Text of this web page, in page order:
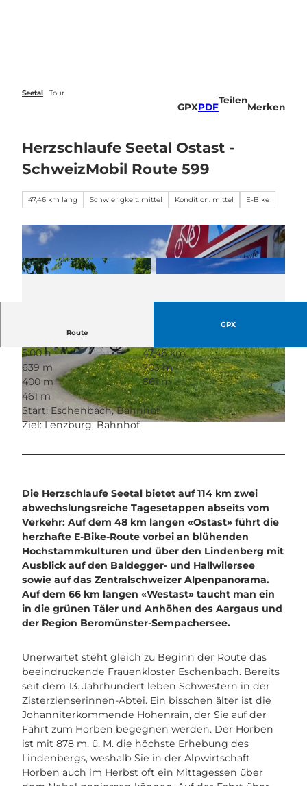
Seetal Tour
GPXPDF
Teilen
Merken
Herzschlaufe Seetal Ostast -
SchweizMobil Route 599
47,46 km lang Schwierigkeit: mittel Kondition: mittel E-Bike
© Seetal Tourismus, herzroute.ch
© Seetal Tourismus, perretfoto.ch, Perret © Seetal Tourismus, perretfoto.ch
Route
GPX
5:00 h
47,46 km
639 m
703 m
400 m
861 m
461 m
Start: Eschenbach, Bahnhof
Ziel: Lenzburg, Bahnhof
Die Herzschlaufe Seetal bietet auf 114 km zwei
abwechslungsreiche Tagesetappen abseits vom
Verkehr: Auf dem 48 km langen «Ostast» führt die
herzhafte E-Bike-Route vorbei an blühenden
Hochstammkulturen und über den Lindenberg mit
Ausblick auf den Baldegger- und Hallwilersee
sowie auf das Zentralschweizer Alpenpanorama.
Auf dem 66 km langen «Westast» taucht man ein
in die grünen Täler und Anhöhen des Aargaus und
der Region Beromünster-Sempachersee.
Unerwartet steht gleich zu Beginn der Route das
beeindruckende Frauenkloster Eschenbach. Bereits
seit dem 13. Jahrhundert leben Schwestern in der
Zisterzienserinnen-Abtei. Ein bisschen älter ist die
Johanniterkommende Hohenrain, der Sie auf der
Fahrt zum Horben begegnen werden. Der Horben
ist mit 878 m. ü. M. die höchste Erhebung des
Lindenbergs, weshalb Sie in der Alpwirtschaft
Horben auch im Herbst oft ein Mittagessen über